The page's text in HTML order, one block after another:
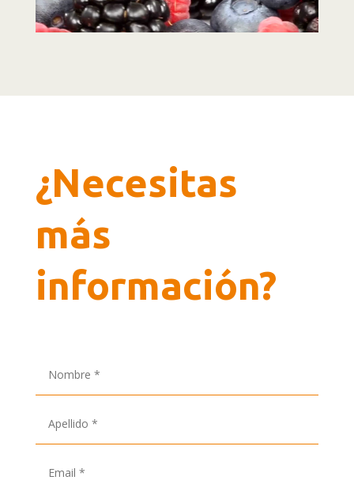
¿Necesitas
más
información?